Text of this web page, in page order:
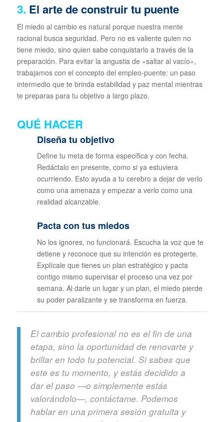
3. El arte de construir tu puente
El miedo al cambio es natural porque nuestra mente
racional busca seguridad. Pero no es valiente quien no
tiene miedo, sino quien sabe conquistarlo a través de la
preparación. Para evitar la angustia de «saltar al vacío»,
trabajamos con el concepto del empleo-puente: un paso
intermedio que te brinda estabilidad y paz mental mientras
te preparas para tu objetivo a largo plazo.
QUÉ HACER
Diseña tu objetivo
Define tu meta de forma específica y con fecha.
Redáctalo en presente, como si ya estuviera
ocurriendo. Esto ayuda a tu cerebro a dejar de verlo
como una amenaza y empezar a verlo como una
realidad alcanzable.
Pacta con tus miedos
No los ignores, no funcionará. Escucha la voz que te
detiene y reconoce que su intención es protegerte.
Explícale que tienes un plan estratégico y pacta
contigo mismo supervisar el proceso una vez por
semana. Al darle un lugar y un plan, el miedo pierde
su poder paralizante y se transforma en fuerza.
El cambio profesional no es el fin de una
etapa, sino la oportunidad de renovarte y
brillar en todo tu potencial. Si sabes que
este es tu momento, y estás decidido a
dar el paso —o simplemente estás
valorándolo—, contáctame. Podemos
hablar en una primera sesión gratuita y